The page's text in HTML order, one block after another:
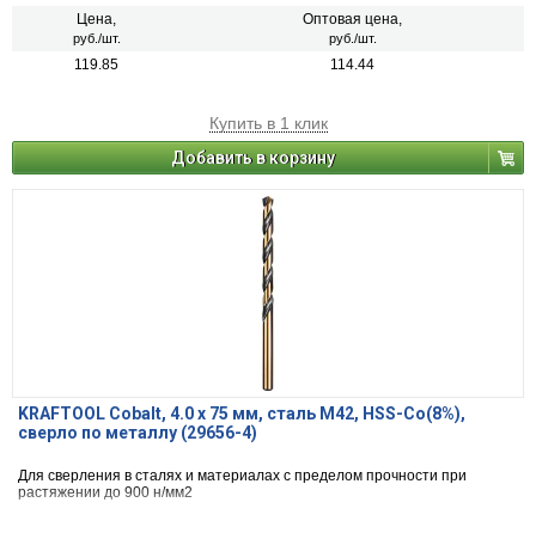
Цена,
руб./шт.
Оптовая цена,
руб./шт.
119.85 114.44
Купить в 1 клик
Добавить в корзину
KRAFTOOL Cobalt, 4.0 х 75 мм, сталь М42, HSS-Co(8%),
сверло по металлу (29656-4)
Для сверления в сталях и материалах с пределом прочности при
растяжении до 900 н/мм2